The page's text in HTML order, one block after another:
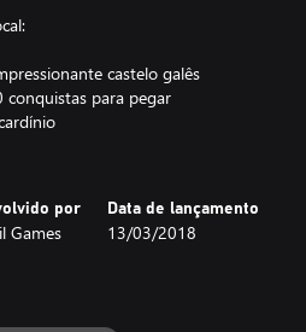
castelo galês
conquistas para pegar
por
Games
Data de lançamento
13/03/2018